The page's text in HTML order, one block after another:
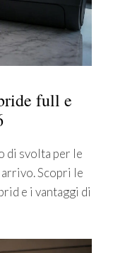
full e
di svolta per le
Scopri le
e i vantaggi di